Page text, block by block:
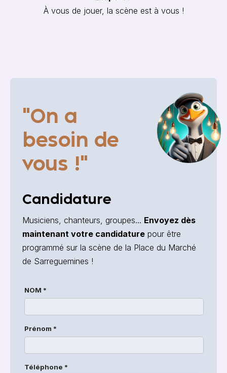
À vous de jouer, la scène est à vous !
"On a
besoin de
vous !"
Candidature
Musiciens, chanteurs, groupes... Envoyez dès
maintenant votre candidature pour être
programmé sur la scène de la Place du Marché
de Sarreguemines !
NOM *
Prénom *
Téléphone *